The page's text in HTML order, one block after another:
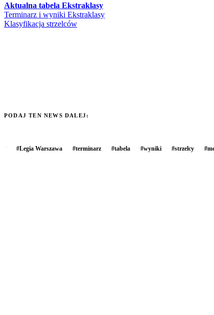
Aktualna tabela Ekstraklasy
Terminarz i wyniki Ekstraklasy
Klasyfikacja strzelców
PODAJ TEN NEWS DALEJ:
#Legia Warszawa #terminarz #tabela #wyniki #strzelcy #